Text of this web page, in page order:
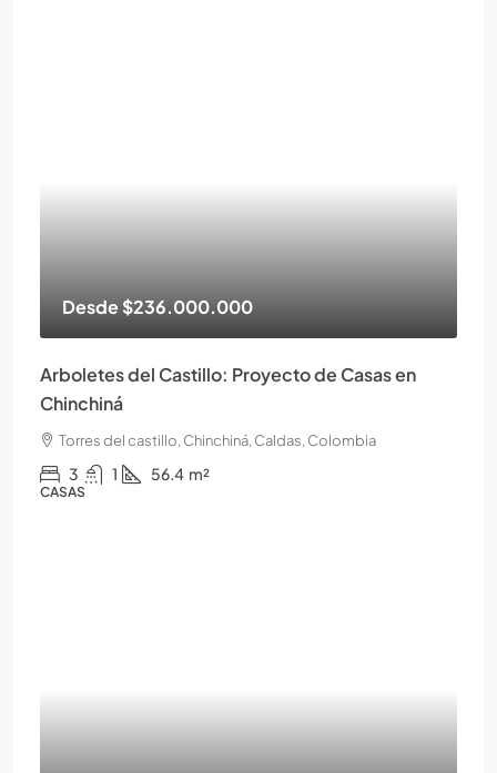
Desde$236.000.000
Arboletes del Castillo: Proyecto de Casas en
Chinchiná
Torres del castillo, Chinchiná, Caldas, Colombia
3 1 56.4 m²
CASAS